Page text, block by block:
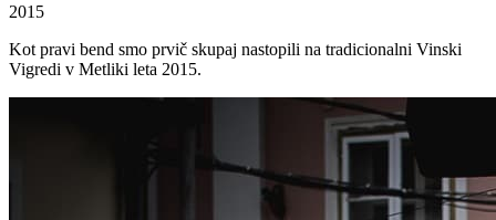
2015
Kot pravi bend smo prvič skupaj nastopili na tradicionalni Vinski
Vigredi v Metliki leta 2015.